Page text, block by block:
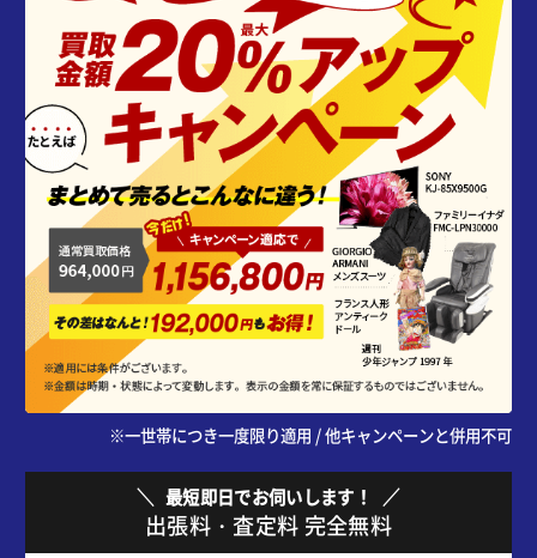
※一世帯につき一度限り適用 / 他キャンペーンと併用不可
最短即日でお伺いします！
出張料・査定料 完全無料